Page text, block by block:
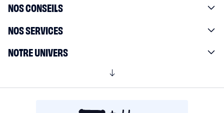
NOS CONSEILS
NOS SERVICES
NOTRE UNIVERS